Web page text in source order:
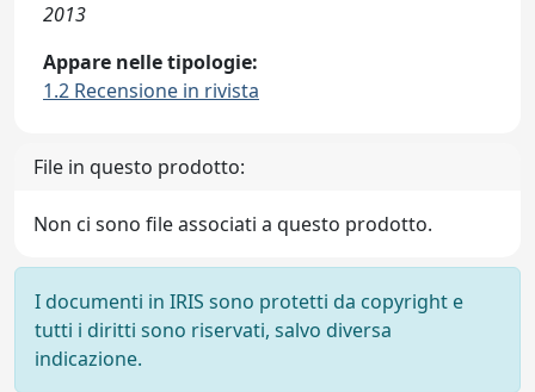
2013
Appare nelle tipologie:
1.2 Recensione in rivista
File in questo prodotto:
Non ci sono file associati a questo prodotto.
I documenti in IRIS sono protetti da copyright e
tutti i diritti sono riservati, salvo diversa
indicazione.